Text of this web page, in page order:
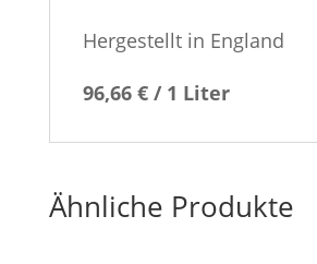
Hergestellt in England
96,66 € / 1 Liter
Ähnliche Produkte